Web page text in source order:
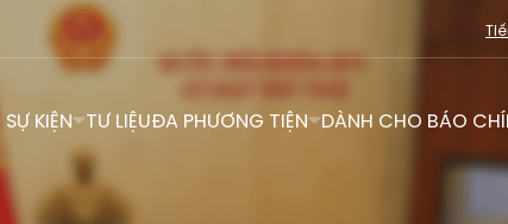
KIỆN TƯ LIỆUĐA PHƯƠNG TIỆN DÀNH CHO BÁO CHÍ